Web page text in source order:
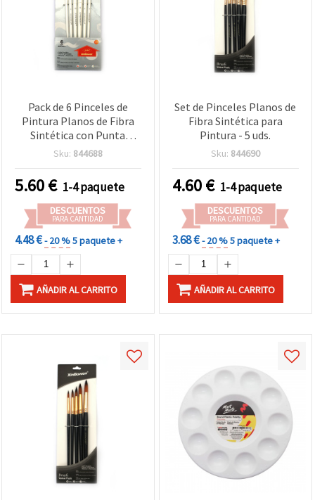
Pack de 6 Pinceles de
Pintura Planos de Fibra
Sintética con Punta
Redondeada – Surtido
Sku: 844688
5.60€ 1-4 paquete
DESCUENTOS
PARA CANTIDAD
4.48 €- 20 %5 paquete +
AÑADIR AL CARRITO
Set de Pinceles Planos de
Fibra Sintética para
Pintura - 5 uds.
Sku: 844690
4.60€ 1-4 paquete
DESCUENTOS
PARA CANTIDAD
3.68 €- 20 %5 paquete +
AÑADIR AL CARRITO